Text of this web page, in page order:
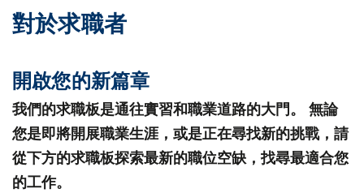
對於求職者
開啟您的新篇章
我們的求職板是通往實習和職業道路的大門。 無論
您是即將開展職業生涯，或是正在尋找新的挑戰，請
從下方的求職板探索最新的職位空缺，找尋最適合您
的工作。